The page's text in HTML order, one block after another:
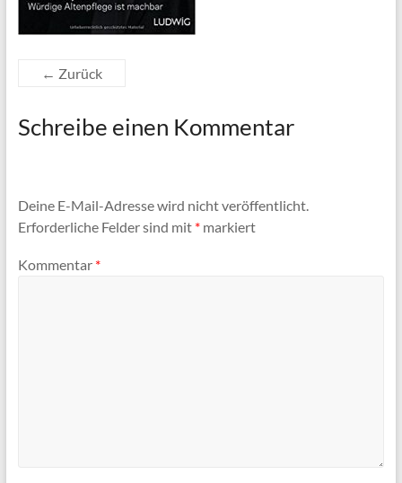
← Zurück
Schreibe einen Kommentar
Deine E-Mail-Adresse wird nicht veröffentlicht.
Erforderliche Felder sind mit *markiert
Kommentar *